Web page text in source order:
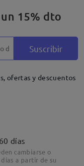
15% dto
Suscribir
ofertas y descuentos
días
cambiarse o
a partir de su